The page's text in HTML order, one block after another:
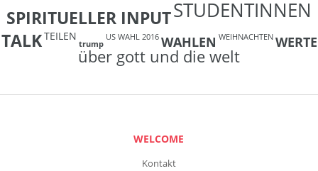
SPIRITUELLER INPUTSTUDENTINNEN
TALKTEILEN
trump
US WAHL 2016 WAHLEN WEIHNACHTEN WERTE
über gott und die welt
WELCOME
Kontakt